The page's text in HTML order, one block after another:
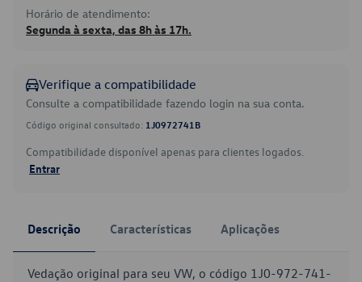
Horário de atendimento:
Segunda à sexta, das 8h às 17h.
Verifique a compatibilidade
Consulte a compatibilidade fazendo login na sua conta.
Código original consultado: 1J0972741B
Compatibilidade disponível apenas para clientes logados.
Entrar
Descrição Características Aplicações
Vedação original para seu VW, o código 1J0-972-741-